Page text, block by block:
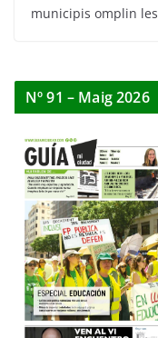
municipis omplin les
Nº 91 – Maig 2026